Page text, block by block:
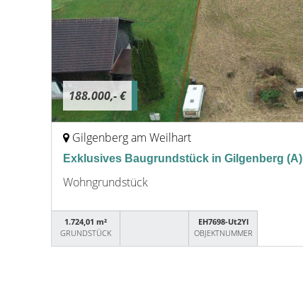
188.000,- €
Gilgenberg am Weilhart
Exklusives Baugrundstück in Gilgenberg (A)
Wohngrundstück
1.724,01 m²
GRUNDSTÜCK
EH7698-Ut2Yl
OBJEKTNUMMER